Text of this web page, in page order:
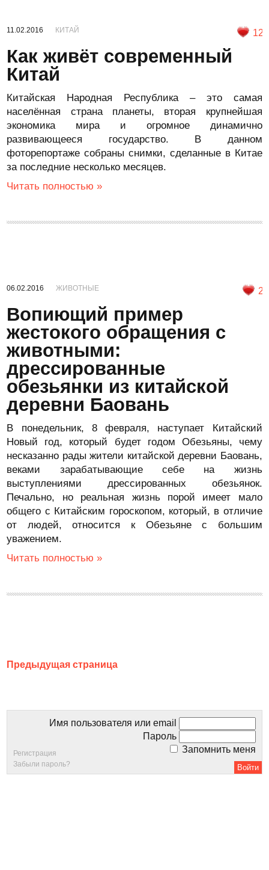
11.02.2016 КИТАЙ 12
Как живёт современный
Китай
Китайская Народная Республика – это самая
населённая страна планеты, вторая крупнейшая
экономика мира и огромное динамично
развивающееся государство. В данном
фоторепортаже собраны снимки, сделанные в Китае
за последние несколько месяцев.
Читать полностью »
06.02.2016 ЖИВОТНЫЕ 2
Вопиющий пример
жестокого обращения с
животными:
дрессированные
обезьянки из китайской
деревни Баовань
В понедельник, 8 февраля, наступает Китайский
Новый год, который будет годом Обезьяны, чему
несказанно рады жители китайской деревни Баовань,
веками зарабатывающие себе на жизнь
выступлениями дрессированных обезьянок.
Печально, но реальная жизнь порой имеет мало
общего с Китайским гороскопом, который, в отличие
от людей, относится к Обезьяне с большим
уважением.
Читать полностью »
Предыдущая страница
Имя пользователя или email
Пароль
Запомнить меня
Регистрация
Забыли пароль?